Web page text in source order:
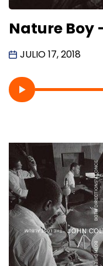
Nature Boy
JULIO 17, 2018